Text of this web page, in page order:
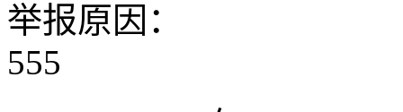
举报原因：
555